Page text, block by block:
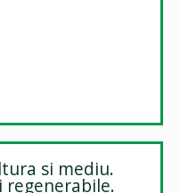
si mediu.
regenerabile.